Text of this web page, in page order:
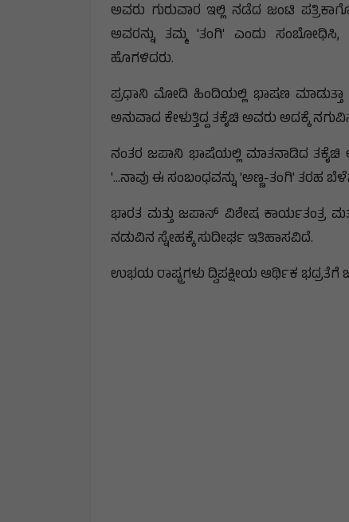
ಅವರು ಗುರುವಾರ ಇಲ್ಲಿ ನಡೆದ ಜಂಟಿ
ಅವರನ್ನು ತಮ್ಮ 'ತಂಗಿ' ಎಂದು
ಹೊಗಳಿದರು.
ಪ್ರಧಾನಿ ಮೋದಿ ಹಿಂದಿಯಲ್ಲಿ ಭಾಷಣ
ಅನುವಾದ ಕೇಳುತ್ತಿದ್ದ ತಕೈಚಿ ಅವರು ಅದಕ್ಕೆ
ನಂತರ ಜಪಾನಿ ಭಾಷೆಯಲ್ಲಿ ಮಾತನಾಡಿದ ತಕೈಚಿ
'...ನಾವು ಈ ಸಂಬಂಧವನ್ನು 'ಅಣ್ಣ-ತಂಗಿ' ತರಹ
ಭಾರತ ಮತ್ತು ಜಪಾನ್ ವಿಶೇಷ ಕಾರ್ಯತಂತ್ರ
ನಡುವಿನ ಸ್ನೇಹಕ್ಕೆ ಸುದೀರ್ಘ ಇತಿಹಾಸವಿದೆ.
ಉಭಯ ರಾಷ್ಟ್ರಗಳು ದ್ವಿಪಕ್ಷೀಯ ಆರ್ಥಿಕ